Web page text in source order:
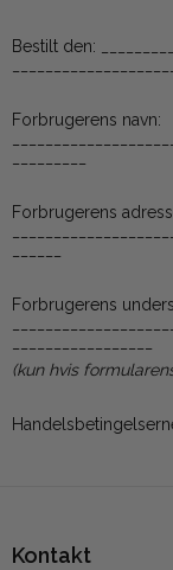
Bestilt den:
Forbrugerens navn:
Forbrugerens
Forbrugerens
(kun hvis
Kontakt